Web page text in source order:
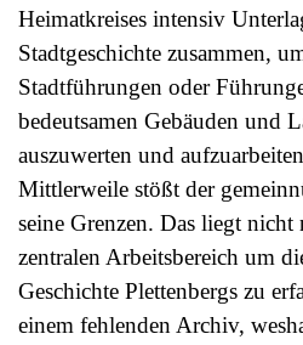
Heimatkreises intensiv
Stadtgeschichte zusammen,
Stadtführungen oder
bedeutsamen Gebäuden und
auszuwerten und
Mittlerweile stößt der
seine Grenzen. Das liegt
zentralen Arbeitsbereich um
Geschichte Plettenbergs zu
einem fehlenden Archiv,